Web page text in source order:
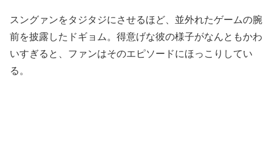
スングァンをタジタジにさせるほど、並外れたゲームの腕
前を披露したドギョム。得意げな彼の様子がなんともかわ
いすぎると、ファンはそのエピソードにほっこりしてい
る。